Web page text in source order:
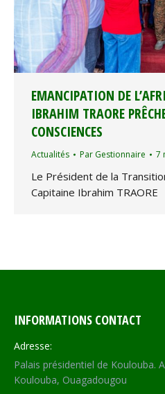
EMANCIPATION DE
IBRAHIM TRAORE
CONSCIENCES
Actualités Par Gestionnaire 7
Le Président de la
Capitaine Ibrahim TRAORE
INFORMATIONS CONTACT
Adresse:
Palais présidentiel de Koulouba.
Koulouba, Ouagadougou